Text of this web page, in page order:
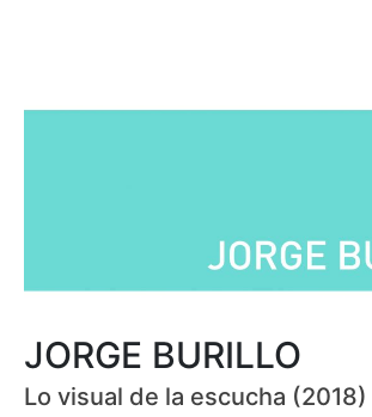
JORGE BURILLO
Lo visual de la escucha (2018)